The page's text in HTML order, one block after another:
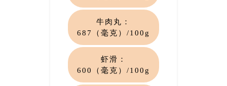
牛肉丸：
687（毫克）/100g
虾滑：
600（毫克）/100g